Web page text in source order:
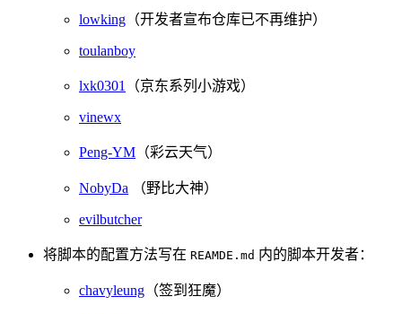
lowking （开发者宣布仓库已不再维护）
toulanboy
lxk0301 （京东系列小游戏）
vinewx
Peng-YM （彩云天气）
NobyDa （野比大神）
evilbutcher
将脚本的配置方法写在 REAMDE.md 内的脚本开发者：
chavyleung （签到狂魔）